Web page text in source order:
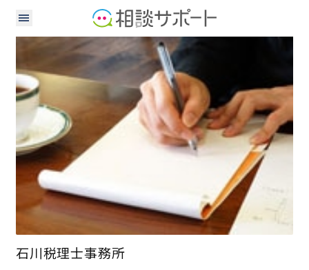
税理士
石川税理士事務所